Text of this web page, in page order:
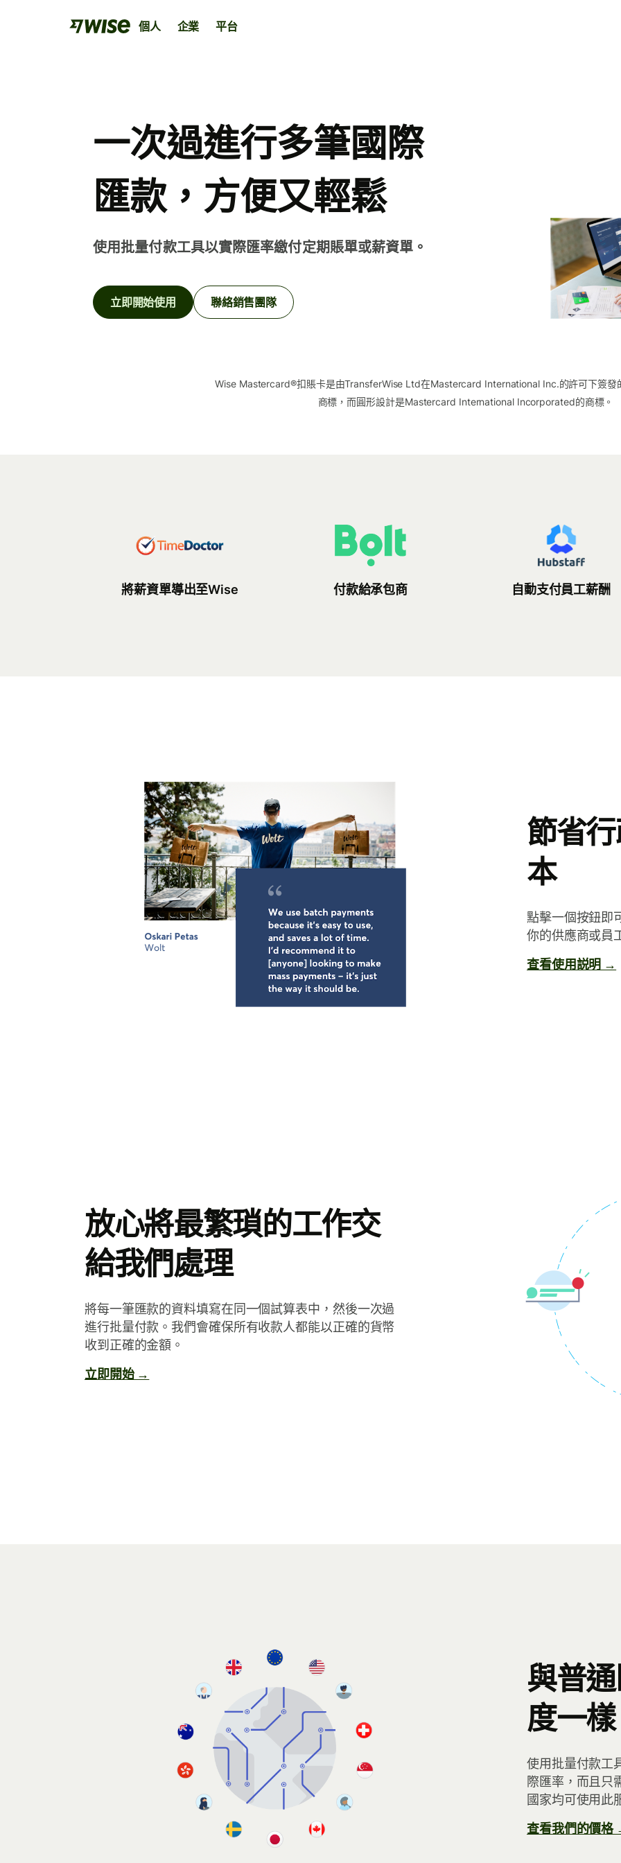
個人 企業 平台
Wise帳戶
讓你像本地人一樣匯款、消費和兌換資金的國際
帳戶。
探索
發送匯款
發送大額匯款
收款
獲取扣賬卡
賺取回報
Wise商業帳戶
協助初創或大型企業在國際市場蓬勃發展的不二
帳戶。
探索
發送匯款
收款
申請商業卡
賺取回報
管理團隊財務
Wise平台
銀行、金融機構和企業均可接入我們的網絡。
探索
匯款
收款
發卡
綜合貨幣帳戶
旅遊平台
人力資源平台
一次過進行多筆國際
匯款，方便又輕鬆
使用批量付款工具以實際匯率繳付定期賬單或薪資單。
立即開始使用 聯絡銷售團隊
Wise Mastercard®扣賬卡是由TransferWise Ltd在Mastercard International Inc.的許可下簽
商標，而圓形設計是Mastercard International Incorporated的商標。
將薪資單導出至Wise 付款給承包商 自動支付員工薪酬
節省
本
點擊一個按鈕即
你的供應商或員
查看使用説明 →
放心將最繁瑣的工作交
給我們處理
將每一筆匯款的資料填寫在同一個試算表中，然後一次過
進行批量付款。我們會確保所有收款人都能以正確的貨幣
收到正確的金額。
立即開始 →
與普
度一樣
使用批量付款工
際匯率，而且只
國家均可使用此
查看我們的價格